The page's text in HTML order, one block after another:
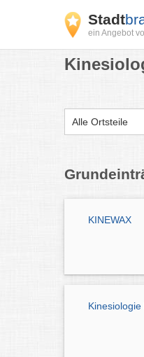
Stadt
ein Angebot
Alle Ortsteile
KINEWAX